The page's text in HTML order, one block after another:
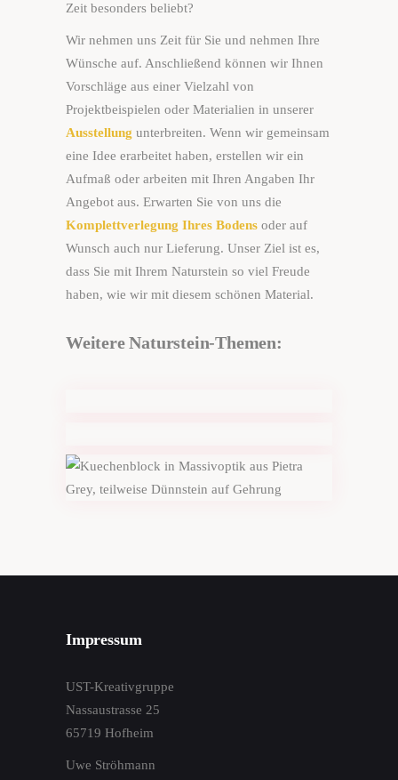
Zeit besonders beliebt?
Wir nehmen uns Zeit für Sie und nehmen Ihre
Wünsche auf. Anschließend können wir Ihnen
Vorschläge aus einer Vielzahl von
Projektbeispielen oder Materialien in unserer
Ausstellung unterbreiten. Wenn wir gemeinsam
eine Idee erarbeitet haben, erstellen wir ein
Aufmaß oder arbeiten mit Ihren Angaben Ihr
Angebot aus. Erwarten Sie von uns die
Komplettverlegung Ihres Bodens oder auf
Wunsch auch nur Lieferung. Unser Ziel ist es,
dass Sie mit Ihrem Naturstein so viel Freude
haben, wie wir mit diesem schönen Material.
Weitere Naturstein-Themen:
Travertin u.v.m.
Die bunte Welt der Natursteine
Küchen
Impressum
UST-Kreativgruppe
Nassaustrasse 25
65719 Hofheim
Uwe Ströhmann